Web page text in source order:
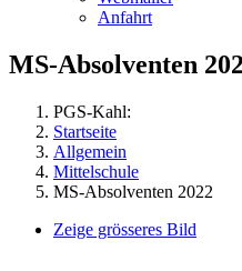
Anfahrt
MS-Absolventen
PGS-Kahl:
Startseite
Allgemein
Mittelschule
MS-Absolventen 2022
Zeige grösseres Bild